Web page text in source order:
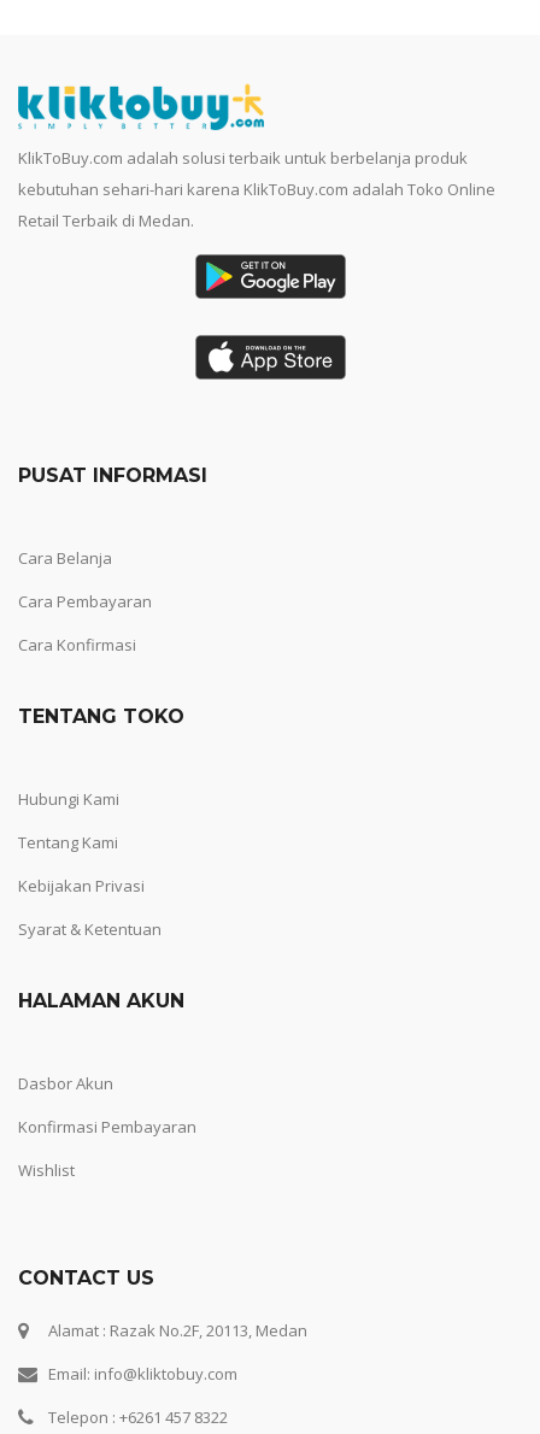
KlikToBuy.com adalah solusi terbaik untuk berbelanja produk
kebutuhan sehari-hari karena KlikToBuy.com adalah Toko Online
Retail Terbaik di Medan.
PUSAT INFORMASI
Cara Belanja
Cara Pembayaran
Cara Konfirmasi
TENTANG TOKO
Hubungi Kami
Tentang Kami
Kebijakan Privasi
Syarat & Ketentuan
HALAMAN AKUN
Dasbor Akun
Konfirmasi Pembayaran
Wishlist
CONTACT US
Alamat : Razak No.2F, 20113, Medan
Email: info@kliktobuy.com
Telepon : +6261 457 8322